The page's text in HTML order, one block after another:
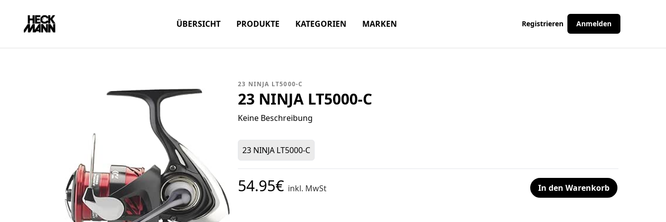
ÜBERSICHT PRODUKTE KATEGORIEN MARKEN Registrieren Anmelden
23 NINJA LT5000-C
23 NINJA LT5000-C
Keine Beschreibung
23 NINJA LT5000-C
54.95€ inkl. MwSt In den Warenkorb